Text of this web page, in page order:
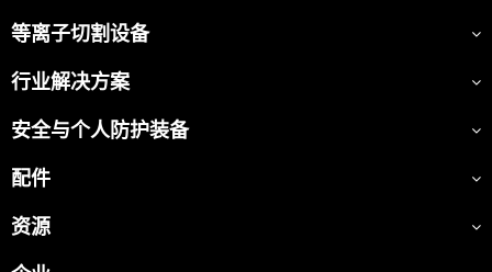
等离子切割设备
行业解决方案
安全与个人防护装备
配件
资源